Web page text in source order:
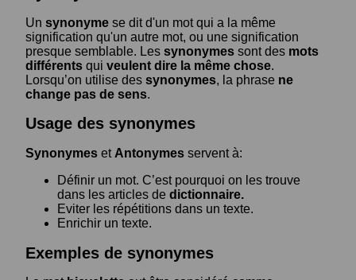
Un synonyme se dit d'un mot qui a la même
signification qu'un autre mot, ou une signification
presque semblable. Les synonymes sont des mots
différents qui veulent dire la même chose.
Lorsqu’on utilise des synonymes, la phrase ne
change pas de sens.
Usage des synonymes
Synonymes et Antonymes servent à:
Définir un mot. C’est pourquoi on les trouve
dans les articles de dictionnaire.
Eviter les répétitions dans un texte.
Enrichir un texte.
Exemples de synonymes